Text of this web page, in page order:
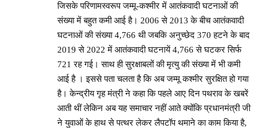
जिसके परिणामस्वरूप जम्मू-कश्मीर में आतंकवादी घटनाओं की
संख्या में बहुत कमी आई है। 2006 से 2013 के बीच आतंकवादी
घटनाओं की संख्या 4,766 थी जबकि अनुच्छेद 370 हटने के बाद
2019 से 2022 में आतंकवादी घटनायें 4,766 से घटकर सिर्फ
721 रह गई। साथ ही सुरक्षाबलों की मृत्यु की संख्या में भी कमी
आई है । इससे पता चलता है कि अब जम्मू कश्मीर सुरक्षित हो गया
है। केन्द्रीय गृह मंत्री ने कहा कि पहले आए दिन पथराव के खबरें
आती थीं लेकिन अब यह समाचार नहीं आते क्योंकि प्रधानमंत्री जी
ने युवाओं के हाथ से पत्थर लेकर लैपटॉप थमाने का काम किया है,